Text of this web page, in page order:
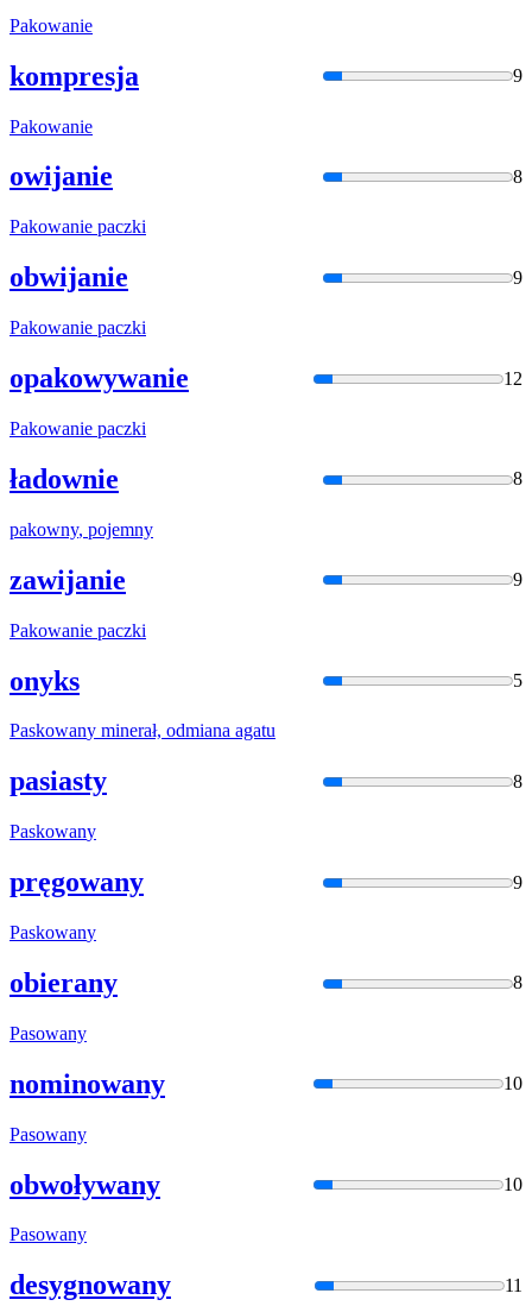
Pakowanie
kompresja 9
Pakowanie
owijanie 8
Pakowanie paczki
obwijanie 9
Pakowanie paczki
opakowywanie 12
Pakowanie paczki
ładownie 8
pakowny, pojemny
zawijanie 9
Pakowanie paczki
onyks 5
Paskowany minerał, odmiana agatu
pasiasty 8
Paskowany
pręgowany 9
Paskowany
obierany 8
Pasowany
nominowany 10
Pasowany
obwoływany 10
Pasowany
desygnowany 11